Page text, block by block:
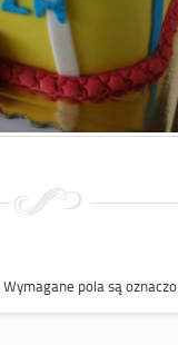
Wymagane pola są